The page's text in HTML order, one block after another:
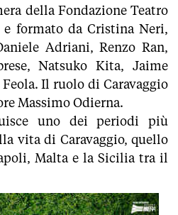
della Fondazione Teatro
e formato da Cristina Neri,
Adriani, Renzo Ran,
Natsuko Kita, Jaime
Il ruolo di Caravaggio
Massimo Odierna.
uno dei periodi più
vita di Caravaggio, quello
Malta e la Sicilia tra il